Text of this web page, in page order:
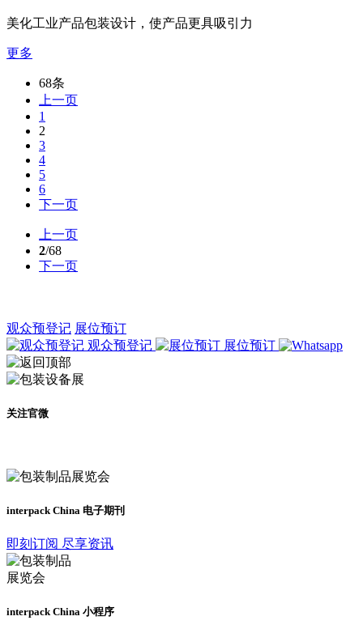
美化工业产品包装设计，使产品更具吸引力
更多
68条
上一页
1
2
3
4
5
6
下一页
上一页
2/68
下一页
观众预登记 展位预订
观众预登记
展位预订
关注官微
interpack China 电子期刊
即刻订阅 尽享资讯
interpack China 小程序